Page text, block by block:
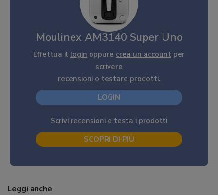
Moulinex AM3140 Super Uno
Effettua il login oppure crea un account per
scrivere
recensioni o testare prodotti.
LOGIN
Scrivi recensioni e testa i prodotti
SCOPRI DI PIÙ
Leggi anche